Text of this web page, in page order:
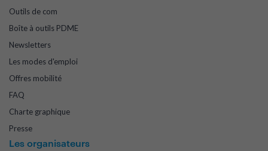
Outils de com
Boîte à outils PDME
Newsletters
Les modes d'emploi
Offres mobilité
FAQ
Charte graphique
Presse
Les organisateurs